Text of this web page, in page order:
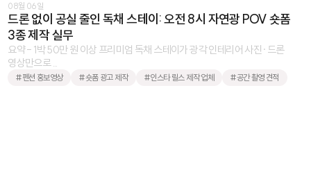
08월 06일
드론 없이 공실 줄인 독채 스테이: 오전 8시 자연광 POV 숏폼
3종 제작 실무
요약 - 1박 50만 원 이상 프리미엄 독채 스테이가 광각 인테리어 사진·드론
영상만으로 ...
#펜션 홍보영상 #숏폼 광고 제작 #인스타 릴스 제작 업체 #공간 촬영 견적